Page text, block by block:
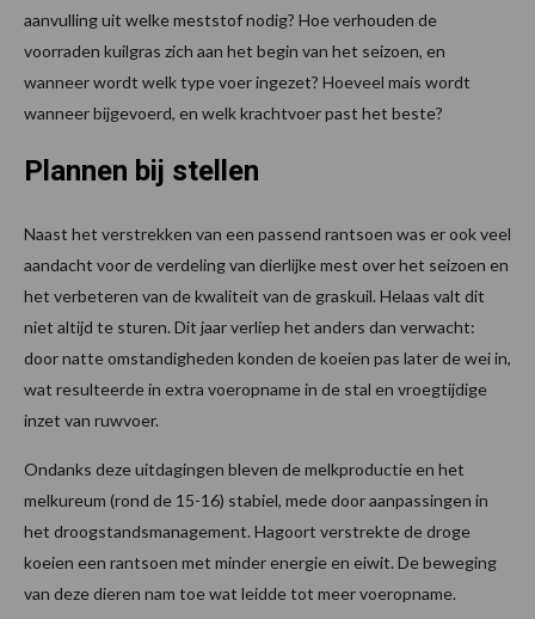
aanvulling uit welke meststof nodig? Hoe verhouden de
voorraden kuilgras zich aan het begin van het seizoen, en
wanneer wordt welk type voer ingezet? Hoeveel mais wordt
wanneer bijgevoerd, en welk krachtvoer past het beste?
Plannen bij stellen
Naast het verstrekken van een passend rantsoen was er ook veel
aandacht voor de verdeling van dierlijke mest over het seizoen en
het verbeteren van de kwaliteit van de graskuil. Helaas valt dit
niet altijd te sturen. Dit jaar verliep het anders dan verwacht:
door natte omstandigheden konden de koeien pas later de wei in,
wat resulteerde in extra voeropname in de stal en vroegtijdige
inzet van ruwvoer.
Ondanks deze uitdagingen bleven de melkproductie en het
melkureum (rond de 15-16) stabiel, mede door aanpassingen in
het droogstandsmanagement. Hagoort verstrekte de droge
koeien een rantsoen met minder energie en eiwit. De beweging
van deze dieren nam toe wat leidde tot meer voeropname.